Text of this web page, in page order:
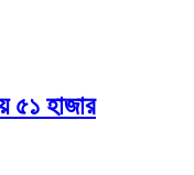
৫১ হাজার